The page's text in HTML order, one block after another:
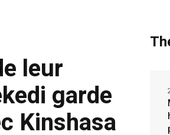
leur
garde
Kinshasa